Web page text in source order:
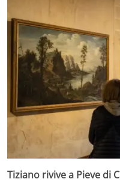
Tiziano rivive a Pieve di